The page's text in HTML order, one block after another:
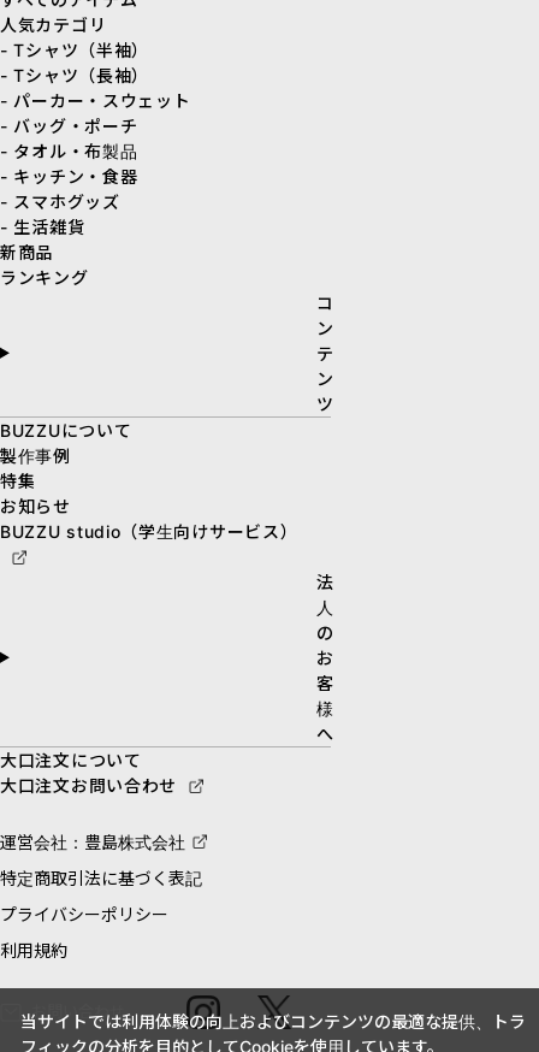
人気カテゴリ
- Tシャツ（半袖）
- Tシャツ（長袖）
- パーカー・スウェット
- バッグ・ポーチ
- タオル・布製品
- キッチン・食器
- スマホグッズ
- 生活雑貨
新商品
ランキング
コ
ン
テ
ン
ツ
BUZZUについて
製作事例
特集
お知らせ
BUZZU studio（学生向けサービス）
法
人
の
お
客
様
へ
大口注文について
大口注文お問い合わせ
運営会社：豊島株式会社
特定商取引法に基づく表記
プライバシーポリシー
利用規約
お問い合わせ
当サイトでは利用体験の向上およびコンテンツの最適な提供、トラ
フィックの分析を目的としてCookieを使用しています。